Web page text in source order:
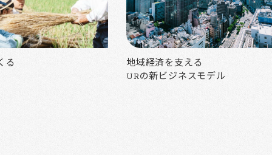
る
地域経済を支える
URの新ビジネスモデル